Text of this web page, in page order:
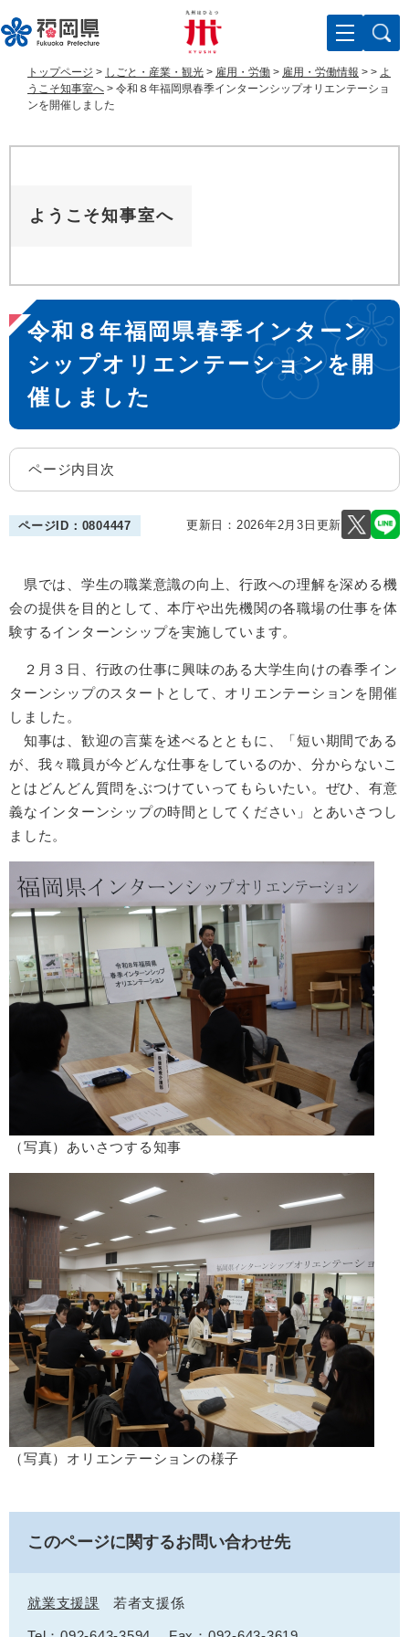
ー
ジ
す
ニ
ュ
し
トップページ > しごと・産業・観光 > 雇用・労働 > 雇用・労働情報 > > よ
うこそ知事室へ > 令和８年福岡県春季インターンシップオリエンテーショ
ンを開催しました
ようこそ知事室へ
本
文
令和８年福岡県春季インターン
シップオリエンテーションを開
催しました
ページ内目次
ページID：0804447 更新日：2026年2月3日更新
県では、学生の職業意識の向上、行政への理解を深める機
会の提供を目的として、本庁や出先機関の各職場の仕事を体
験するインターンシップを実施しています。
２月３日、行政の仕事に興味のある大学生向けの春季イン
ターンシップのスタートとして、オリエンテーションを開催
しました。
知事は、歓迎の言葉を述べるとともに、「短い期間である
が、我々職員が今どんな仕事をしているのか、分からないこ
とはどんどん質問をぶつけていってもらいたい。ぜひ、有意
義なインターンシップの時間としてください」とあいさつし
ました。
（写真）あいさつする知事
（写真）オリエンテーションの様子
このページに関するお問い合わせ先
就業支援課 若者支援係